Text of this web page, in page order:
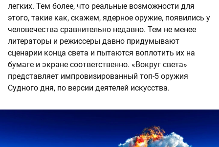
легких. Тем более, что реальные возможности для
этого, такие как, скажем, ядерное оружие, появились у
человечества сравнительно недавно. Тем не менее
литераторы и режиссеры давно придумывают
сценарии конца света и пытаются воплотить их на
бумаге и экране соответственно. «Вокруг света»
представляет импровизированный топ-5 оружия
Судного дня, по версии деятелей искусства.